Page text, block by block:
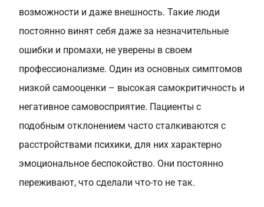
возможности и даже внешность. Такие люди
постоянно винят себя даже за незначительные
ошибки и промахи, не уверены в своем
профессионализме. Один из основных симптомов
низкой самооценки – высокая самокритичность и
негативное самовосприятие. Пациенты с
подобным отклонением часто сталкиваются с
расстройствами психики, для них характерно
эмоциональное беспокойство. Они постоянно
переживают, что сделали что-то не так.